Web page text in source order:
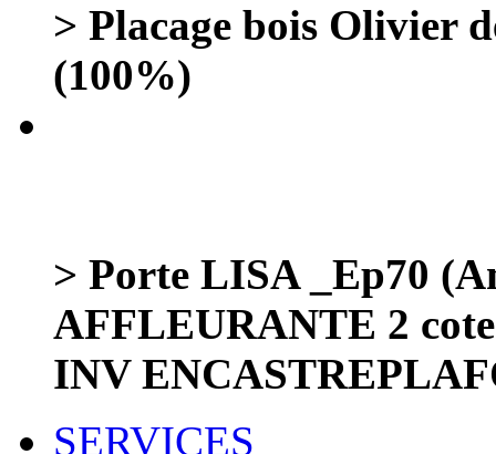
> Placage bois Olivier
(100%)
> Porte LISA _Ep70
AFFLEURANTE 2
INV
SERVICES